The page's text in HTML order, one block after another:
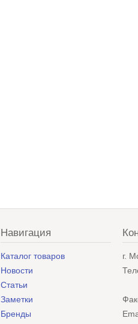
Навигация
Каталог товаров
Новости
Статьи
Заметки
Бренды
г.